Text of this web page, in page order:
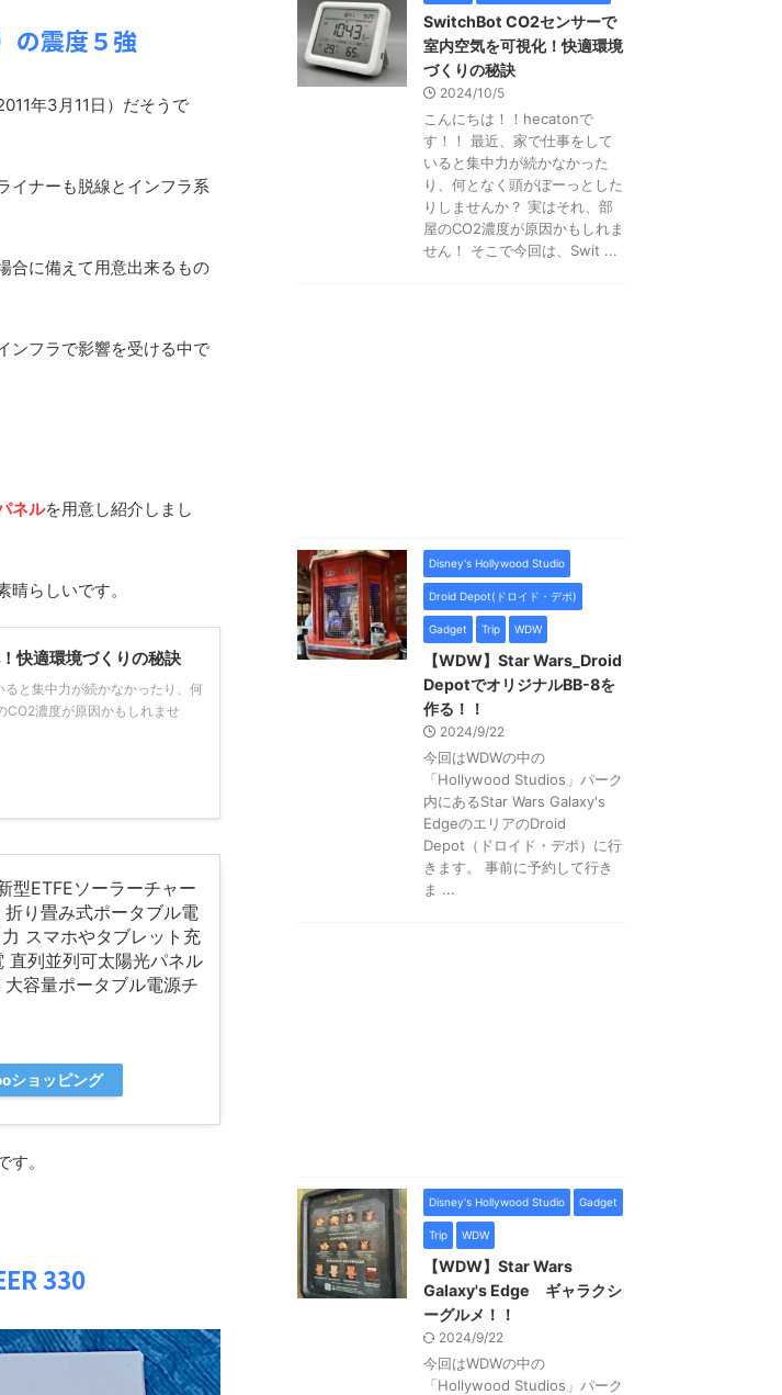
の震度５強
年3月11日）だそうで
イナーも脱線とインフラ系
合に備えて用意出来るもの
ンフラで影響を受ける中で
ネルを用意し紹介しまし
らしいです。
快適環境づくりの秘訣
と集中力が続かなかったり、何
CO2濃度が原因かもしれませ
型ETFEソーラーチャー
り畳み式ポータブル電
スマホやタブレット充
直列並列可太陽光パネル
容量ポータブル電源チ
ショッピング
。
330
SwitchBot CO2センサーで
室内空気を可視化！快適環境
づくりの秘訣
2024/10/5
こんにちは！！hecatonで
す！！ 最近、家で仕事をして
いると集中力が続かなかった
り、何となく頭がぼーっとした
りしませんか？ 実はそれ、部
屋のCO2濃度が原因かもしれま
せん！ そこで今回は、Swit ...
Disney's Hollywood Studio
Droid Depot(ドロイド・デポ)
Gadget Trip WDW
【WDW】Star Wars_Droid
DepotでオリジナルBB-8を
作る！！
2024/9/22
今回はWDWの中の
「Hollywood Studios」パーク
内にあるStar Wars Galaxy's
EdgeのエリアのDroid
Depot（ドロイド・デポ）に行
きます。 事前に予約して行き
ま ...
Disney's Hollywood Studio Gadget
Trip WDW
【WDW】Star Wars
Galaxy's Edge ギャラクシ
ーグルメ！！
2024/9/22
今回はWDWの中の
「Hollywood Studios」パーク